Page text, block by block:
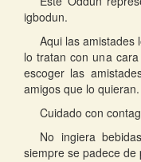
igbodun.
Aqui las amistades
lo tratan con una
escoger las
amigos que lo quieran.
Cuidado con
No ingiera
siempre se padece de